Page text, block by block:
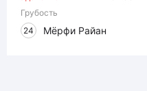
Грубость
24
Мёрфи Райан